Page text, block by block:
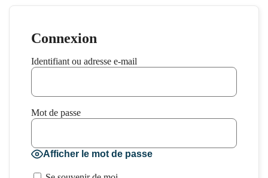
Connexion
Identifiant ou adresse e-mail
Mot de passe
Afficher le mot de passe